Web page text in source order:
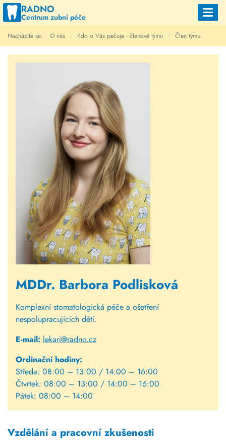
RADNO
Centrum zubní péče
Nacházíte se: O nás Kdo o Vás pečuje - členové týmu Člen týmu
MDDr. Barbora Podlisková
Komplexní stomatologická péče a ošetření
nespolupracujících dětí.
E-mail: lekari@radno.cz
Ordinační hodiny:
Středa: 08:00 – 13:00 / 14:00 – 16:00
Čtvrtek: 08:00 – 13:00 / 14:00 – 16:00
Pátek: 08:00 – 14:00
Vzdělání a pracovní zkušenosti